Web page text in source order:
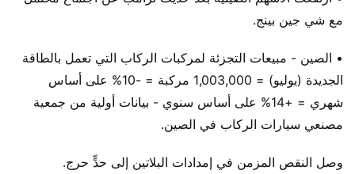
مع شي جين بينج.
• الصين - مبيعات التجزئة لمركبات الركاب التي تعمل بالطاقة
الجديدة (يوليو) = 1,003,000 مركبة = -10% على أساس
شهري = +14% على أساس سنوي - بيانات أولية من جمعية
مصنعي سيارات الركاب في الصين.
وصل النقص المزمن في إمدادات البلاتين إلى حدٍّ حرج.